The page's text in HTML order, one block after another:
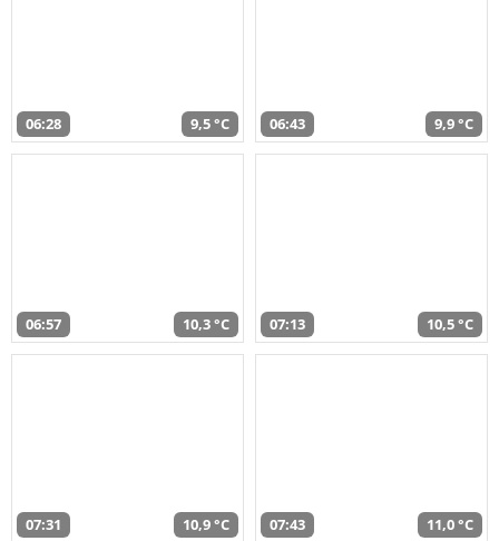
06:28 9,5 °C 06:43 9,9 °C
06:57 10,3 °C 07:13 10,5 °C
07:31 10,9 °C 07:43 11,0 °C